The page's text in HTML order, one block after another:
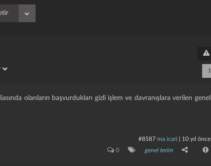
1
olanların başvurdukları gizli işlem ve davranışlara verilen genel
#8587 ma icari 10 yıl önce
0 genel terim